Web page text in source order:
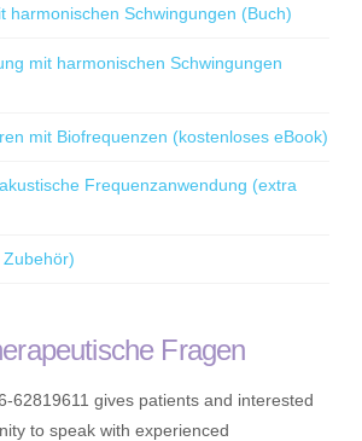
harmonischen Schwingungen (Buch)
mit harmonischen Schwingungen
mit Biofrequenzen (kostenloses eBook)
Frequenzanwendung (extra
Fragen
62819611 gives patients and interested
to speak with experienced